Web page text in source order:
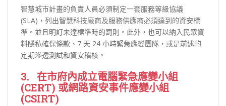
智慧城市計畫的負責人員必須制定一套服務等級協議
(SLA)，列出智慧科技廠商及服務供應商必須達到的資安標
準。並且明訂未達標準時的罰則。此外，也可以納入民眾資
料隱私確保條款、7 天 24 小時緊急應變團隊，或是前述的
定期滲透測試和資安稽核。
3. 在市府內成立電腦緊急應變小組
(CERT) 或網路資安事件應變小組
(CSIRT)